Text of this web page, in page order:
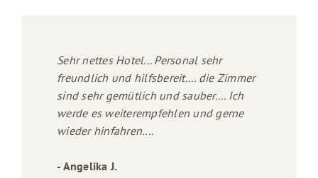
Sehr nettes Hotel... Personal sehr
freundlich und hilfsbereit.... die Zimmer
sind sehr gemütlich und sauber.... Ich
werde es weiterempfehlen und gerne
wieder hinfahren....
- Angelika J.